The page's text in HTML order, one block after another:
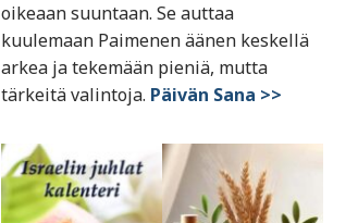
oikeaan suuntaan. Se auttaa
kuulemaan Paimenen äänen keskellä
arkea ja tekemään pieniä, mutta
tärkeitä valintoja. Päivän Sana >>